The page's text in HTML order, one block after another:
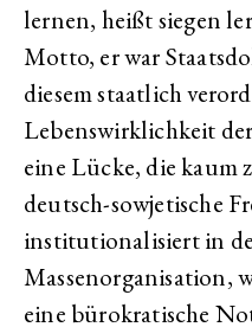
lernen, heißt siegen
Motto, er war
diesem staatlich
Lebenswirklichkeit
eine Lücke, die kaum
deutsch-sowjetische
institutionalisiert in
Massenorganisation,
eine bürokratische